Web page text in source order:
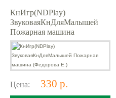
КнИгр(NDPlay)
ЗвуковаяКнДляМалышей
Пожарная машина
(Федорова Е.)
Цена: 330 р.